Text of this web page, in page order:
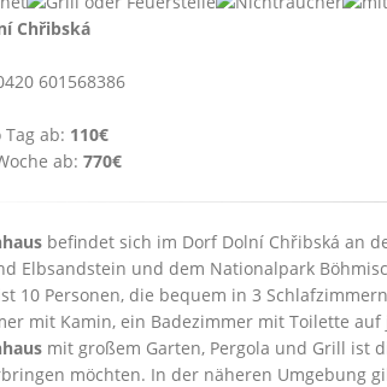
Chřibská
601568386
ab: 110€
ab: 770€
befindet sich im Dorf Dolní Chřibská an
Elbsandstein und dem Nationalpark
10 Personen, die bequem in 3
mit Kamin, ein Badezimmer mit Toilette
mit großem Garten, Pergola und Grill ist
möchten. In der näheren Umgebung